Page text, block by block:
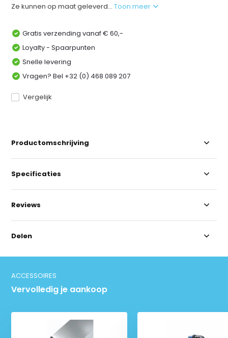
Ze kunnen op maat geleverd...Toon meer
Gratis verzending vanaf € 60,-
Loyalty - Spaarpunten
Snelle levering
Vragen? Bel +32 (0) 468 089 207
Vergelijk
Productomschrijving
Specificaties
Reviews
Delen
ACCESSOIRES
Vervolledig je aankoop